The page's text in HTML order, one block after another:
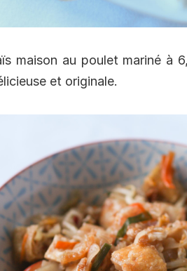
maison au poulet mariné à
et originale.